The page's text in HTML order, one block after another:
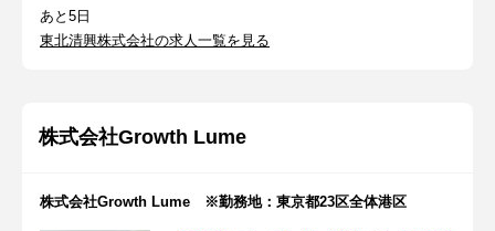
あと5日
東北清興株式会社の求人一覧を見る
株式会社Growth Lume
株式会社Growth Lume ※勤務地：東京都23区全体港区